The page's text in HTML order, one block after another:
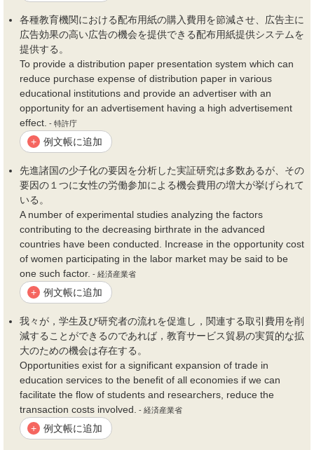
各種教育機関における配布用紙の購入 費用を節減させ、広告主に
広告効果の高い広告の機会を提供できる配布用紙提供システムを
提供する。
To provide a distribution paper presentation system which can
reduce purchase expense of distribution paper in various
educational institutions and provide an advertiser with an
opportunity for an advertisement having a high advertisement
effect. - 特許庁
+ 例文帳に追加
先進諸国の少子化の要因を分析した実証研究は多数あるが、その
要因の１つに女性の労働参加による機会費用の増大が挙げられて
いる。
A number of experimental studies analyzing the factors
contributing to the decreasing birthrate in the advanced
countries have been conducted. Increase in the opportunity cost
of women participating in the labor market may be said to be
one such factor. - 経済産業省
+ 例文帳に追加
我々が，学生及び研究者の流れを促進し，関連する取引 費用を削
減することができるのであれば，教育サービス貿易の実質的な拡
大のための機会は存在する。
Opportunities exist for a significant expansion of trade in
education services to the benefit of all economies if we can
facilitate the flow of students and researchers, reduce the
transaction costs involved.
- 経済産業省
+ 例文帳に追加